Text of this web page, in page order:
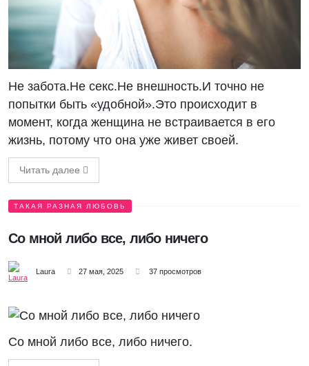
Не забота.Не секс.Не внешность.И точно не
попытки быть «удобной».Это происходит в
момент, когда женщина не встраивается в его
жизнь, потому что она уже живет своей.
Читать далее
ТАКАЯ РАЗНАЯ ЛЮБОВЬ
Со мной либо все, либо ничего
Laura 27 мая, 2025 37 просмотров
Со мной либо все, либо ничего.